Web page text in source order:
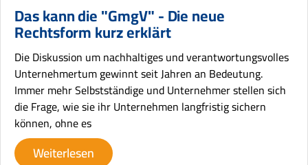
Das kann die "GmgV" - Die neue
Rechtsform kurz erklärt
Die Diskussion um nachhaltiges und verantwortungsvolles
Unternehmertum gewinnt seit Jahren an Bedeutung.
Immer mehr Selbstständige und Unternehmer stellen sich
die Frage, wie sie ihr Unternehmen langfristig sichern
können, ohne es
Weiterlesen